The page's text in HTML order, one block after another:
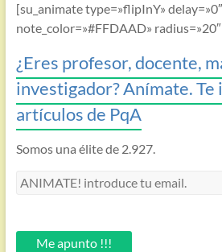
[su_animate type=»flipInY»
note_color=»#FFDAAD»
¿Eres profesor, docente,
investigador? Anímate. Te
artículos de PqA
Somos una élite de 2.927.
ANIMATE!
email.Me apunto !!!